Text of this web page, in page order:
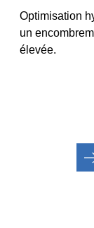
Optimisation
un
élevée.